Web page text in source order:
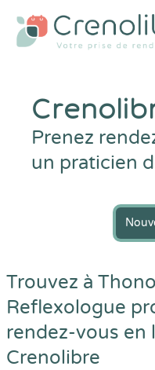
Prenez
un praticien
Trouvez à
Reflexologue
rendez-vous en
Crenolibre